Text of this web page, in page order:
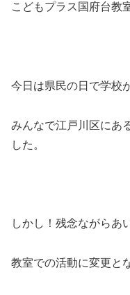
こどもプラス国府台教
今日は県民の日で学校
みんなで江戸川区にあ
した。
しかし！残念ながらあ
教室での活動に変更と